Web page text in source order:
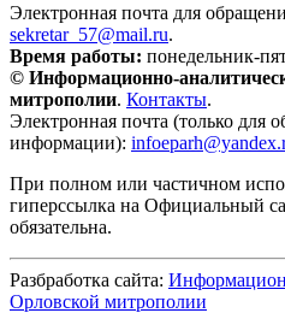
Электронная почта для
sekretar_57@mail.ru.
Время работы: понедельник-
© Информационно-
митрополии. Контакты.
Электронная почта (только для
информации):
При полном или частичном
гиперссылка на Официальный
обязательна.
Разбработка сайта:
Орловской митрополии